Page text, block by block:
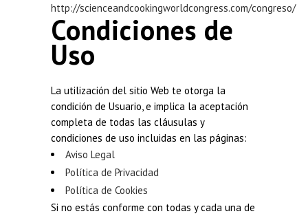
http://scienceandcookingworldcongress.com/congreso/
Condiciones de
Uso
La utilización del sitio Web te otorga la
condición de Usuario, e implica la aceptación
completa de todas las cláusulas y
condiciones de uso incluidas en las páginas:
Aviso Legal
Política de Privacidad
Política de Cookies
Si no estás conforme con todas y cada una de